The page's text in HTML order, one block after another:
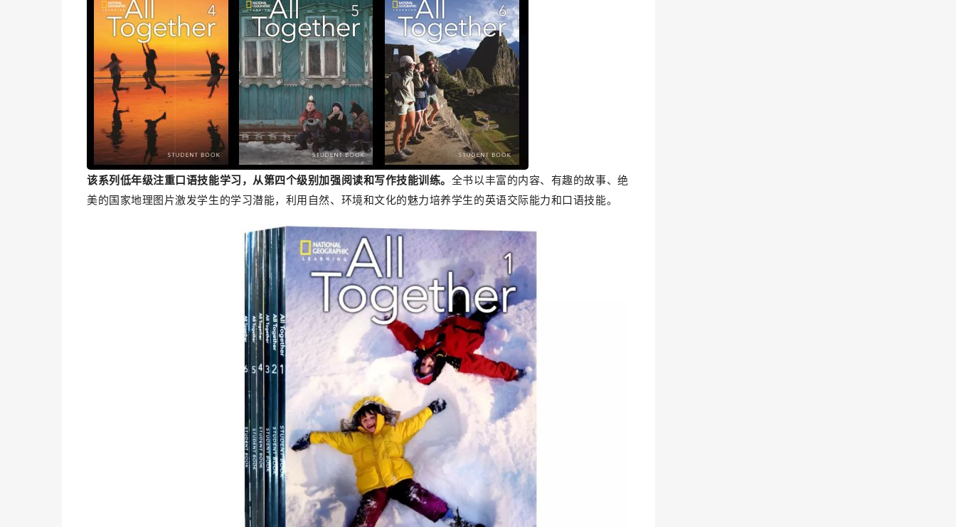
该系列低年级注重口语技能学习，从第四个级别加强阅读和写作技能训练。 全书以丰富的内容、有趣的故事、绝
美的国家地理图片激发学生的学习潜能，利用自然、环境和文化的魅力培养学生的英语交际能力和口语技能。